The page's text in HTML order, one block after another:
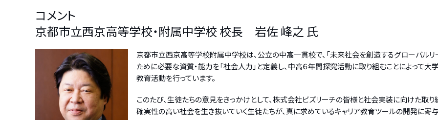
コメント
京都市立西京高等学校・附属中学校 校長 岩佐 峰之 氏
京都市立西京高等学校附属中学校は、公立の中高一貫校で、「未来社会を創造するグローバルリ
ために必要な資質・能力を「社会人力」と定義し、中高６年間探究活動に取り組むことによって
教育活動を行っています。
このたび、生徒たちの意見をきっかけとして、株式会社ビズリーチの皆様と社会実装に向けた取
確実性の高い社会を生き抜いていく生徒たちが、真に求めているキャリア教育ツールの開発に寄